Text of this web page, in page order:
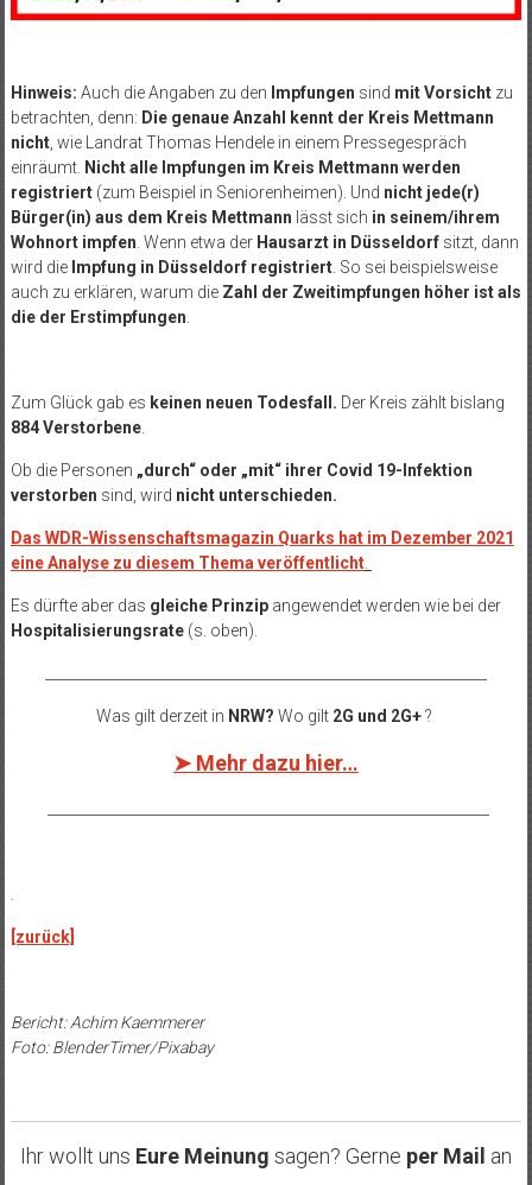
Hinweis: Auch die Angaben zu den Impfungen sind mit Vorsichtzu
betrachten, denn: Die genaue Anzahl kennt der Kreis Mettmann
nicht, wie Landrat Thomas Hendele in einem Pressegespräch
einräumt. Nicht alle Impfungen im Kreis Mettmann werden
registriert(zum Beispiel in Seniorenheimen). Und nicht jede(r)
Bürger(in) aus dem Kreis Mettmann lässt sich in seinem/ihrem
Wohnort impfen . Wenn etwa der Hausarzt in Düsseldorfsitzt, dann
wird die Impfung in Düsseldorf registriert. So sei beispielsweise
auch zu erklären, warum die Zahl der Zweitimpfungen höher ist als
die der Erstimpfungen
Zum Glück gab es keinen neuen Todesfall. Der Kreis zählt bislang
884 Verstorbene.
Ob die Personen „durch“ oder „mit“ ihrer Covid 19-Infektion
verstorben sind, wird nicht unterschieden.
Das WDR-Wissenschaftsmagazin Quarks hat im Dezember 2021
eine Analyse zu diesem Thema veröffentlicht.
Es dürfte aber das gleiche Prinzipangewendet werden wie bei der
Hospitalisierungsrate(s. oben).
Was gilt derzeit in NRW? Wo gilt 2G und 2G+?
➤ Mehr dazu hier…
[zurück]
Bericht: Achim Kaemmerer
Foto: BlenderTimer/Pixabay
Ihr wollt uns Eure Meinung sagen? Gerne per Mail an